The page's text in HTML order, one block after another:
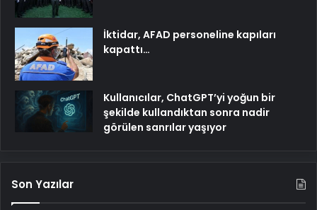
İktidar, AFAD personeline kapıları
kapattı…
Kullanıcılar, ChatGPT’yi yoğun bir
şekilde kullandıktan sonra nadir
görülen sanrılar yaşıyor
Son Yazılar